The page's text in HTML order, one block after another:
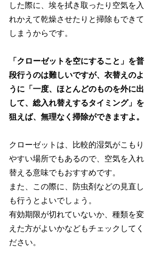
した際に、埃を拭き取ったり空気を入
れかえて乾燥させたりと掃除もできて
しまうからです。
「クローゼットを空にすること」を普
段行うのは難しいですが、衣替えのよ
うに「一度、ほとんどのものを外に出
して、総入れ替えするタイミング」を
狙えば、無理なく掃除ができますよ。
クローゼットは、比較的湿気がこもり
やすい場所でもあるので、空気を入れ
替える意味でもおすすめです。
また、この際に、防虫剤などの見直し
も行うとよいでしょう。
有効期限が切れていないか、種類を変
えた方がよいかなどもチェックしてく
ださい。